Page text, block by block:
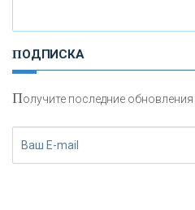
И
сохранения и увеличения
ПОДПИСКА
Получите последние